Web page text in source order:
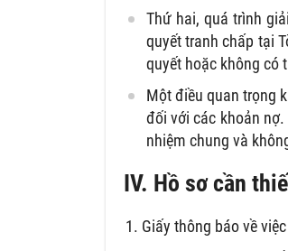
Thứ hai, quá trình
quyết tranh chấp tại
quyết hoặc không có
Một điều quan trọng
đối với các khoản
nhiệm chung và
IV. Hồ sơ cần
Giấy thông báo về